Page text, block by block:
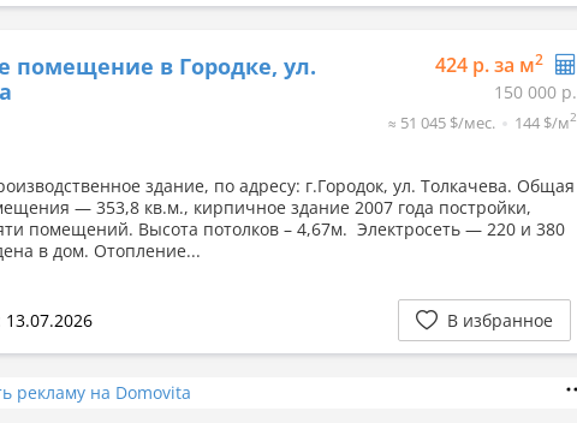
помещение в Городке, ул.
424 р. за м2
150 000 р.
≈ 51 045 $/мес. 144 $/м2
здание, по адресу: г.Городок, ул. Толкачева. Общая
— 353,8 кв.м., кирпичное здание 2007 года постройки,
помещений. Высота потолков – 4,67м. Электросеть — 220 и 380
в дом. Отопление...
В избранное
рекламу на Domovita